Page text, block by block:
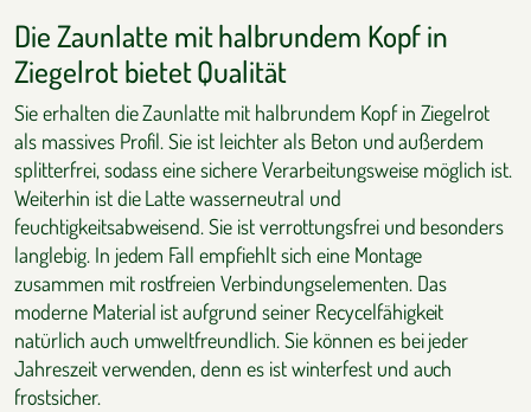
Die Zaunlatte mit halbrundem Kopf in
Ziegelrot bietet Qualität
Sie erhalten die Zaunlatte mit halbrundem Kopf in Ziegelrot
als massives Profil. Sie ist leichter als Beton und außerdem
splitterfrei, sodass eine sichere Verarbeitungsweise möglich ist.
Weiterhin ist die Latte wasserneutral und
feuchtigkeitsabweisend. Sie ist verrottungsfrei und besonders
langlebig. In jedem Fall empfiehlt sich eine Montage
zusammen mit rostfreien Verbindungselementen. Das
moderne Material ist aufgrund seiner Recycelfähigkeit
natürlich auch umweltfreundlich. Sie können es bei jeder
Jahreszeit verwenden, denn es ist winterfest und auch
frostsicher.